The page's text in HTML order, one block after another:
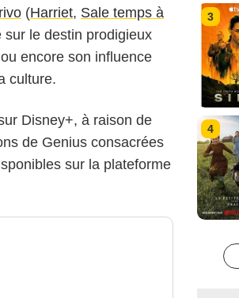
(Harriet, Sale temps à
le destin prodigieux
encore son influence
culture.
Disney+, à raison de
de Genius consacrées
sur la plateforme
3
4